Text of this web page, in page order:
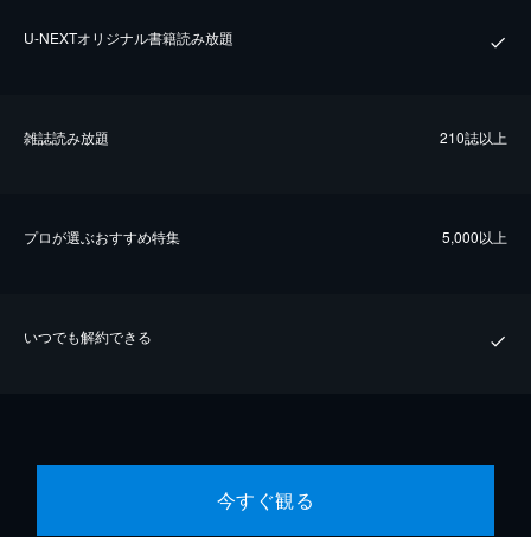
U-NEXTオリジナル書籍読み放題
雑誌読み放題 210誌以上
プロが選ぶおすすめ特集 5,000以上
いつでも解約できる
今すぐ観る